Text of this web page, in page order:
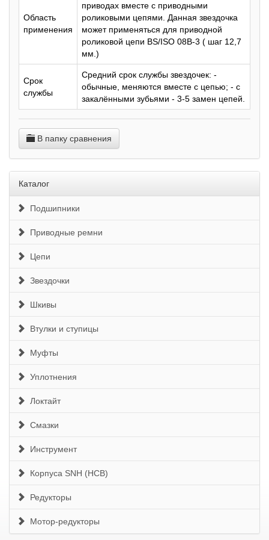
Область
применения
приводах вместе с приводными
роликовыми цепями. Данная звездочка
может применяться для приводной
роликовой цепи BS/ISO 08B-3 ( шаг 12,7
мм.)
Срок
службы
Средний срок службы звездочек: -
обычные, меняются вместе с цепью; - с
закалёнными зубьями - 3-5 замен цепей.
В папку сравнения
Каталог
Подшипники
Приводные ремни
Цепи
Звездочки
Шкивы
Втулки и ступицы
Муфты
Уплотнения
Локтайт
Смазки
Инструмент
Корпуса SNH (HCB)
Редукторы
Мотор-редукторы